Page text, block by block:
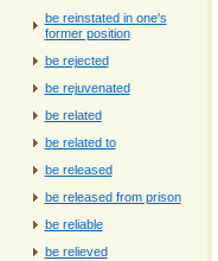
be reinstated in one's
former position
be rejected
be rejuvenated
be related
be related to
be released
be released from prison
be reliable
be relieved